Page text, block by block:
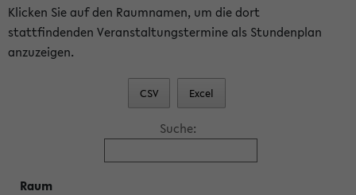
Klicken Sie auf den Raumnamen, um die dort
stattfindenden Veranstaltungstermine als Stundenplan
anzuzeigen.
CSV Excel
Suche: